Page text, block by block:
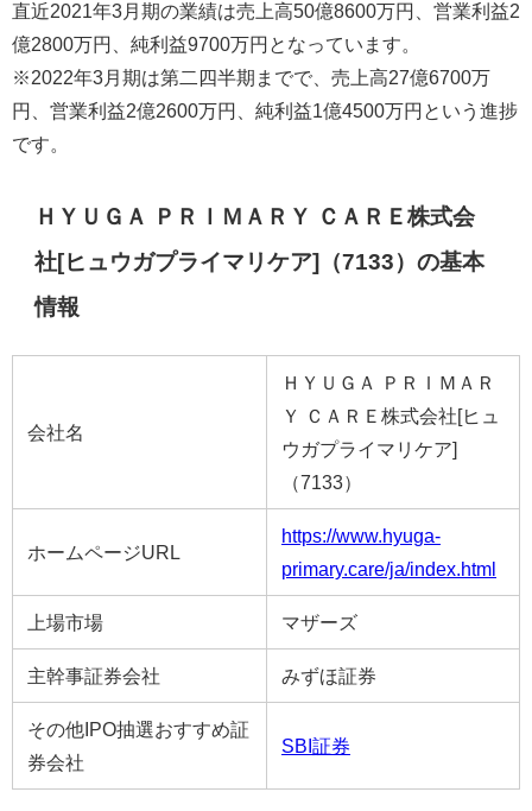
直近2021年3月期の業績は売上高50億8600万円、営業利益2
億2800万円、純利益9700万円となっています。
※2022年3月期は第二四半期までで、売上高27億6700万
円、営業利益2億2600万円、純利益1億4500万円という進捗
です。
ＨＹＵＧＡ ＰＲＩＭＡＲＹ ＣＡＲＥ株式会
社[ヒュウガプライマリケア]（7133）の基本
情報
会社名
ＨＹＵＧＡ ＰＲＩＭＡＲ
Ｙ ＣＡＲＥ株式会社[ヒュ
ウガプライマリケア]
（7133）
ホームページURL
https://www.hyuga-
primary.care/ja/index.html
上場市場 マザーズ
主幹事証券会社 みずほ証券
その他IPO抽選おすすめ証
券会社
SBI証券